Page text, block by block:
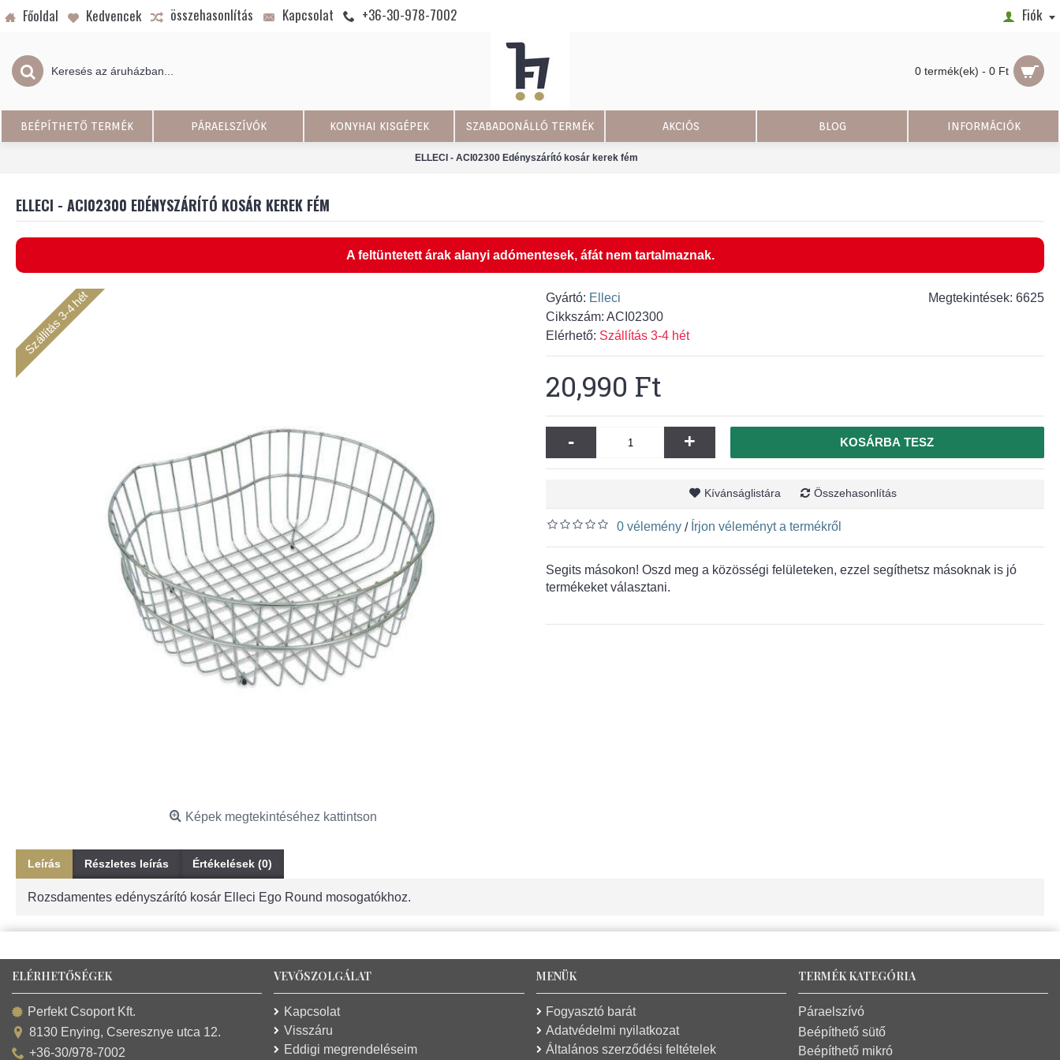
Főoldal Kedvencek összehasonlítás Kapcsolat +36-30-978-7002 Fiók
0 termék(ek) - 0 Ft
BEÉPÍTHETŐ TERMÉK PÁRAELSZÍVÓK KONYHAI KISGÉPEK SZABADONÁLLÓ TERMÉK AKCIÓS BLOG INFORMÁCIÓK
ELLECI - ACI02300 Edényszárító kosár kerek fém
ELLECI - ACI02300 EDÉNYSZÁRÍTÓ KOSÁR KEREK FÉM
A feltüntetett árak alanyi adómentesek, áfát nem tartalmaznak.
Szállítás 3-4 hét
Képek megtekintéséhez kattintson
Megtekintések: 6625
Gyártó: Elleci
Cikkszám: ACI02300
Elérhető: Szállítás 3-4 hét
20,990 Ft
- + KOSÁRBA TESZ
Kívánságlistára Összehasonlítás
0 vélemény / Írjon véleményt a termékről
Segits másokon! Oszd meg a közösségi felületeken, ezzel segíthetsz másoknak is jó
termékeket választani.
Leírás Részletes leírás Értékelések (0)
Rozsdamentes edényszárító kosár Elleci Ego Round mosogatókhoz.
ELÉRHETŐSÉGEK
Perfekt Csoport Kft.
8130 Enying, Cseresznye utca 12.
+36-30/978-7002
VEVŐSZOLGÁLAT
Kapcsolat
Visszáru
Eddigi megrendeléseim
MENÜK
Fogyasztó barát
Adatvédelmi nyilatkozat
Általános szerződési feltételek
TERMÉK KATEGÓRIA
Páraelszívó
Beépíthető sütő
Beépíthető mikró